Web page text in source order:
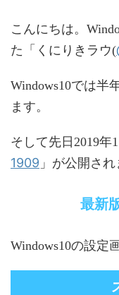
こんにちは。
た「くにりきラウ(
Windows10では半
ます。
そして先日2019年
1909 」が公開され
最新
Windows10の設定